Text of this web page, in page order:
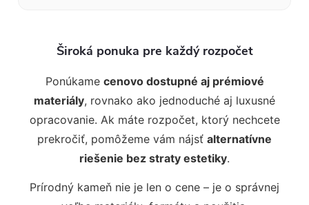
Široká ponuka pre každý rozpočet
Ponúkame cenovo dostupné aj prémiové
materiály, rovnako ako jednoduché aj luxusné
opracovanie. Ak máte rozpočet, ktorý nechcete
prekročiť, pomôžeme vám nájsť alternatívne
riešenie bez straty estetiky.
Prírodný kameň nie je len o cene – je o správnej